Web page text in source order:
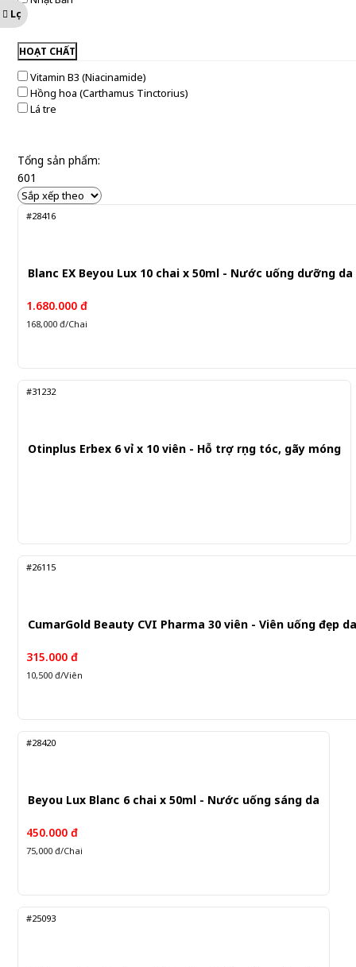
Mega We care
HOẠT CHẤT
Vitamin B3 (Niacinamide)
Hồng hoa (Carthamus Tinctorius)
Lá tre
Tổng sản phẩm:
601
#28416
Blanc EX Beyou Lux 10 chai x 50ml - Nước uống dưỡng da
1.680.000 đ
168,000 đ/Chai
#31232
Otinplus Erbex 6 vỉ x 10 viên - Hỗ trợ rụng tóc, gãy móng
#26115
CumarGold Beauty CVI Pharma 30 viên - Viên uống đẹp da
315.000 đ
10,500 đ/Viên
#28420
Beyou Lux Blanc 6 chai x 50ml - Nước uống sáng da
450.000 đ
75,000 đ/Chai
#25093
Lọc